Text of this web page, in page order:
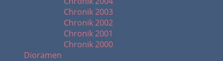
Chronik 2003
Chronik 2002
Chronik 2001
Chronik 2000
Dioramen